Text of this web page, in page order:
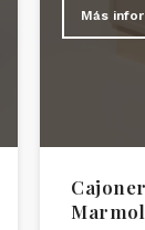
Más
Marmol